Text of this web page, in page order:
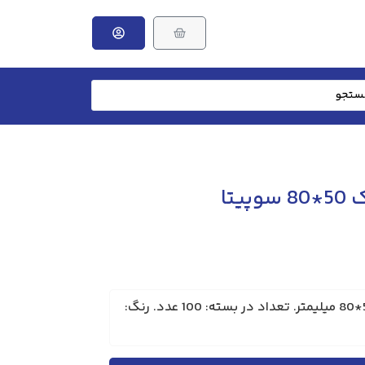
برند: سوپیتا. ابعادترانک: 50*80 میلیمتر. تعداد در بسته: 100 عدد. رنگ: